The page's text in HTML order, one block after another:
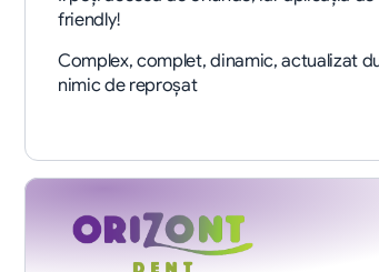
friendly!
Complex, complet, dinamic, actualizat
nimic de reproșat